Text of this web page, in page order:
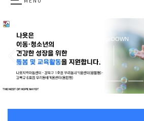
pageDOWN